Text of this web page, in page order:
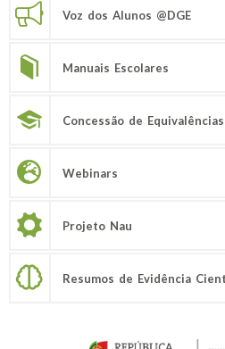
Voz dos Alunos @DGE
Manuais Escolares
Concessão de Equivalências
Webinars
Projeto Nau
Resumos de Evidência